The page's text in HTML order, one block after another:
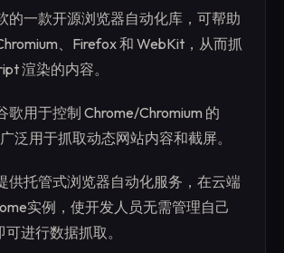
的一款开源浏览器自动化库，可帮助
、Firefox 和 WebKit，从而抓
渲染的内容。
歌用于控制 Chrome/Chromium 的
泛用于抓取动态网站内容和截屏。
供托管式浏览器自动化服务，在云端
实例，使开发人员无需管理自己
进行数据抓取。